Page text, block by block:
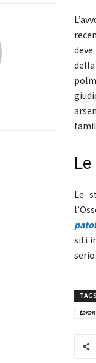
Le
siti
TAGS